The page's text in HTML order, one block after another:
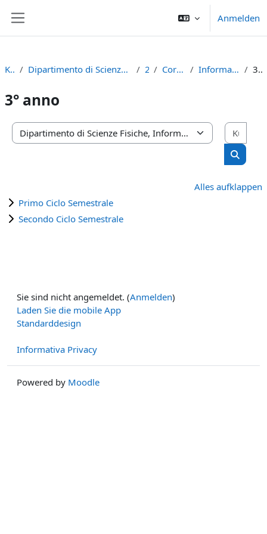
Anmelden
Kurse Dipartimento di Scienze Fisiche, Informatiche e Matematiche 2023 Corso di Laurea Informatica (D.M.270/04) 3° anno
3° anno
Kursbereiche
Kurse
Alles aufklappen
Primo Ciclo Semestrale
Secondo Ciclo Semestrale
Sie sind nicht angemeldet. (Anmelden)
Laden Sie die mobile App
Standarddesign
Informativa Privacy
Powered by Moodle